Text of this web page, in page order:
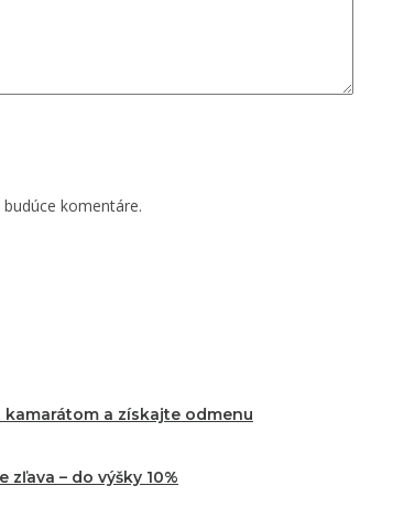
komentáre.
a získajte odmenu
zľava – do výšky 10%